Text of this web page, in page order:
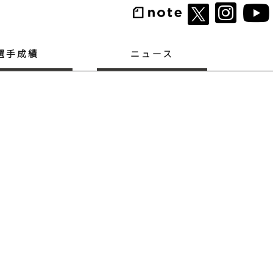
手成績 ニュース